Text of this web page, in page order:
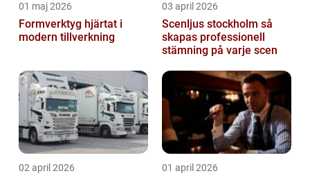
01 maj 2026
Formverktyg hjärtat i
modern tillverkning
03 april 2026
Scenljus stockholm så
skapas professionell
stämning på varje scen
02 april 2026 01 april 2026